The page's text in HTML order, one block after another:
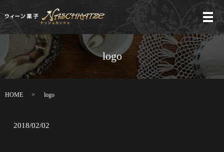
メ
logo
HOME logo
2018/02/02